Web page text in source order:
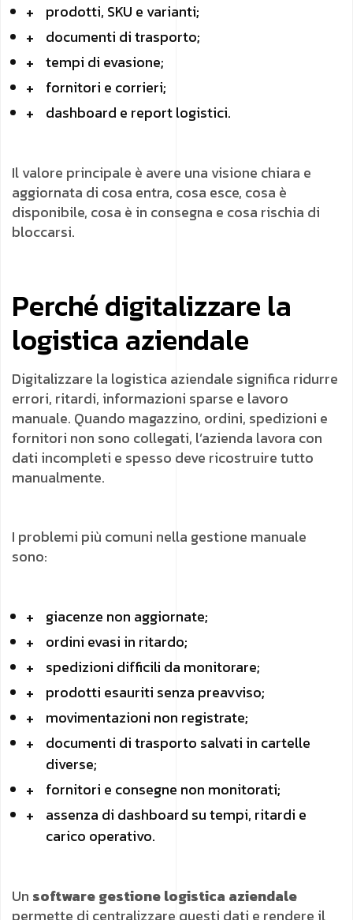
prodotti, SKU e varianti;
documenti di trasporto;
tempi di evasione;
fornitori e corrieri;
dashboard e report logistici.
Il valore principale è avere una visione chiara e
aggiornata di cosa entra, cosa esce, cosa è
disponibile, cosa è in consegna e cosa rischia di
bloccarsi.
Perché digitalizzare la
logistica aziendale
Digitalizzare la logistica aziendale significa ridurre
errori, ritardi, informazioni sparse e lavoro
manuale. Quando magazzino, ordini, spedizioni e
fornitori non sono collegati, l’azienda lavora con
dati incompleti e spesso deve ricostruire tutto
manualmente.
I problemi più comuni nella gestione manuale
sono:
giacenze non aggiornate;
ordini evasi in ritardo;
spedizioni difficili da monitorare;
prodotti esauriti senza preavviso;
movimentazioni non registrate;
documenti di trasporto salvati in cartelle
diverse;
fornitori e consegne non monitorati;
assenza di dashboard su tempi, ritardi e
carico operativo.
Un software gestione logistica aziendale
permette di centralizzare questi dati e rendere il